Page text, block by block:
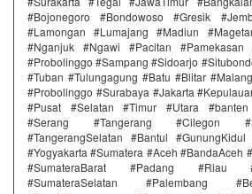
#Bojonegoro #Bondowoso #Gresik
#Lamongan #Lumajang #Madiun
#Nganjuk #Ngawi #Pacitan #Pamekasan
#Probolinggo #Sampang #Sidoarjo
#Tuban #Tulungagung #Batu #Blitar
#Probolinggo #Surabaya #Jakarta
#Pusat #Selatan #Timur #Utara
#Serang #Tangerang #Cilegon
#TangerangSelatan #Bantul
#Yogyakarta #Sumatera #Aceh #BandaAceh
#SumateraBarat #Padang #Riau
#SumateraSelatan #Palembang